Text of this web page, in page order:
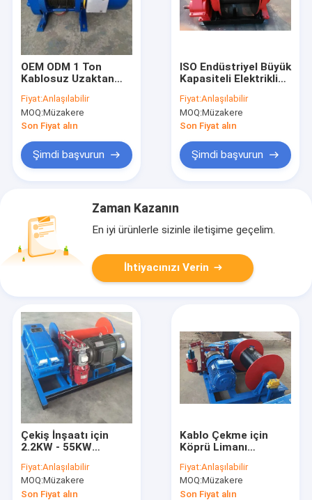
OEM ODM 1 Ton
Kablosuz Uzaktan
Elektrikli Vinç
Fiyat:Anlaşılabilir
MOQ:Müzakere
Son Fiyat alın
Şimdi başvurun
ISO Endüstriyel Büyük
Kapasiteli Elektrikli
4500lb
Fiyat:Anlaşılabilir
MOQ:Müzakere
Son Fiyat alın
Şimdi başvurun
Zaman Kazanın
En iyi ürünlerle sizinle iletişime geçelim.
İhtiyacınızı Verin
Çekiş İnşaatı için
2.2KW - 55KW
Elektrikli Vinç
Fiyat:Anlaşılabilir
MOQ:Müzakere
Son Fiyat alın
Kablo Çekme için
Köprü Limanı
Jm Elektrikli Vinç
Fiyat:Anlaşılabilir
MOQ:Müzakere
Son Fiyat alın